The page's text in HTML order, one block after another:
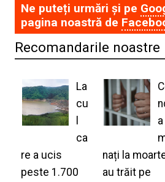
Ne puteți urmări și pe
pagina noastră de
Recomandarile noastre
La
cu
ca
re a ucis
peste 1.700
a
nați la
au trăit pe